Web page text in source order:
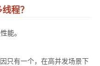
程？
能。
只有一个，在高并发场景下